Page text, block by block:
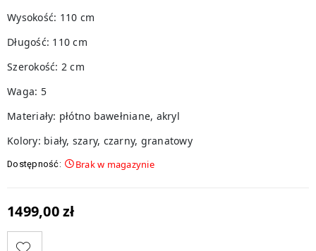
Wysokość: 110 cm
Długość: 110 cm
Szerokość: 2 cm
Waga: 5
Materiały: płótno bawełniane, akryl
Kolory: biały, szary, czarny, granatowy
Dostępność: Brak w magazynie
1499,00zł